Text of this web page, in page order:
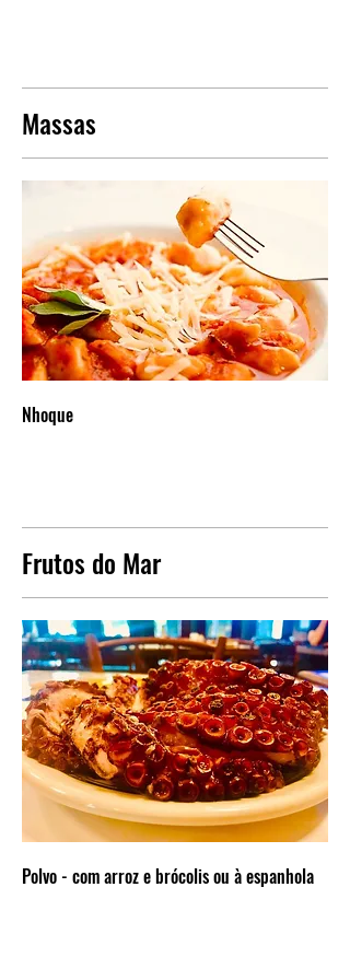
Massas
Nhoque
Frutos do Mar
Polvo - com arroz e brócolis ou à espanhola